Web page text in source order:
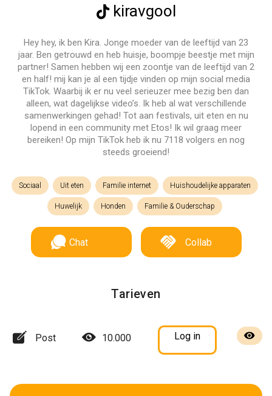
kiravgool
Hey hey, ik ben Kira. Jonge moeder van de leeftijd van 23
jaar. Ben getrouwd en heb huisje, boompje beestje met mijn
partner! Samen hebben wij een zoontje van de leeftijd van 2
en half! mij kan je al een tijdje vinden op mijn social media
TikTok. Waarbij ik er nu veel serieuzer mee bezig ben dan
alleen, wat dagelijkse video’s. Ik heb al wat verschillende
samenwerkingen gehad! Tot aan festivals, uit eten en nu
lopend in een community met Etos! Ik wil graag meer
bereiken! Op mijn TikTok heb ik nu 7118 volgers en nog
steeds groeiend!
Sociaal Uit eten Familie internet Huishoudelijke apparaten
Huwelijk Honden Familie & Ouderschap
Chat Collab
Tarieven
Post 10.000 Log in